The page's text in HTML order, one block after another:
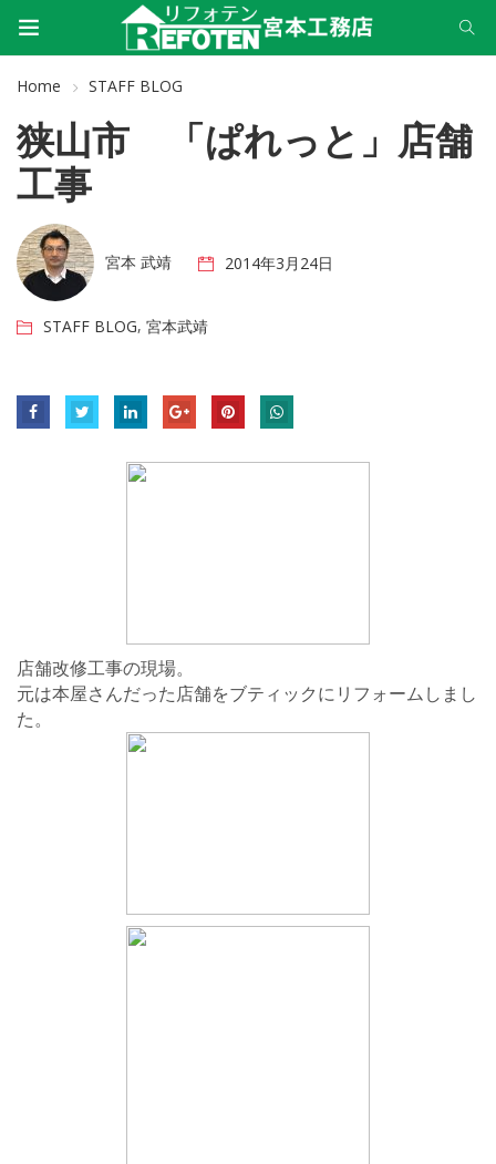
Home STAFF BLOG
狭山市 「ぱれっと」店舗
工事
宮本 武靖 2014年3月24日
STAFF BLOG, 宮本武靖
店舗改修工事の現場。
元は本屋さんだった店舗をブティックにリフォームしまし
た。